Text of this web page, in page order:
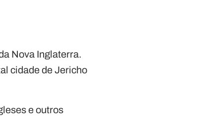
Nova Inglaterra.
cidade de Jericho
e outros